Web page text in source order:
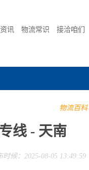
讯 物流常识 接洽咱们
物流百科
线 - 天南
时候：2025-08-05 13:49:59